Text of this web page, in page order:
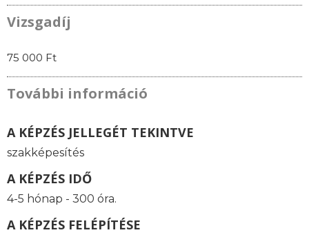
Vizsgadíj
75 000 Ft
További információ
A KÉPZÉS JELLEGÉT TEKINTVE
szakképesítés
A KÉPZÉS IDŐ
4-5 hónap - 300 óra.
A KÉPZÉS FELÉPÍTÉSE